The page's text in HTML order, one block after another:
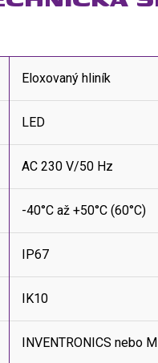
Eloxovaný hliník
LED
AC 230 V/50 Hz
-40°C až +50°C (60°C)
IP67
IK10
INVENTRONICS nebo